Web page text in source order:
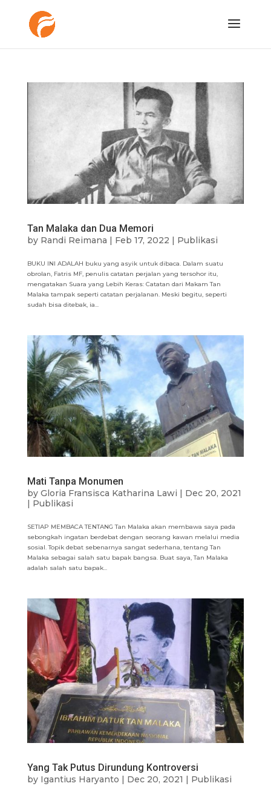
Tan Malaka dan Dua Memori
by Randi Reimana | Feb 17, 2022 | Publikasi
BUKU INI ADALAH buku yang asyik untuk dibaca. Dalam suatu
obrolan, Fatris MF, penulis catatan perjalan yang tersohor itu,
mengatakan Suara yang Lebih Keras: Catatan dari Makam Tan
Malaka tampak seperti catatan perjalanan. Meski begitu, seperti
sudah bisa ditebak, ia...
Mati Tanpa Monumen
by Gloria Fransisca Katharina Lawi
Dec 20, 2021
Publikasi
SETIAP MEMBACA TENTANG Tan Malaka akan membawa saya pada
sebongkah ingatan berdebat dengan seorang kawan melalui media
sosial. Topik debat sebenarnya sangat sederhana, tentang Tan
Malaka sebagai salah satu bapak bangsa. Buat saya, Tan Malaka
adalah salah satu bapak...
Yang Tak Putus Dirundung Kontroversi
by Igantius Haryanto Dec 20, 2021 Publikasi